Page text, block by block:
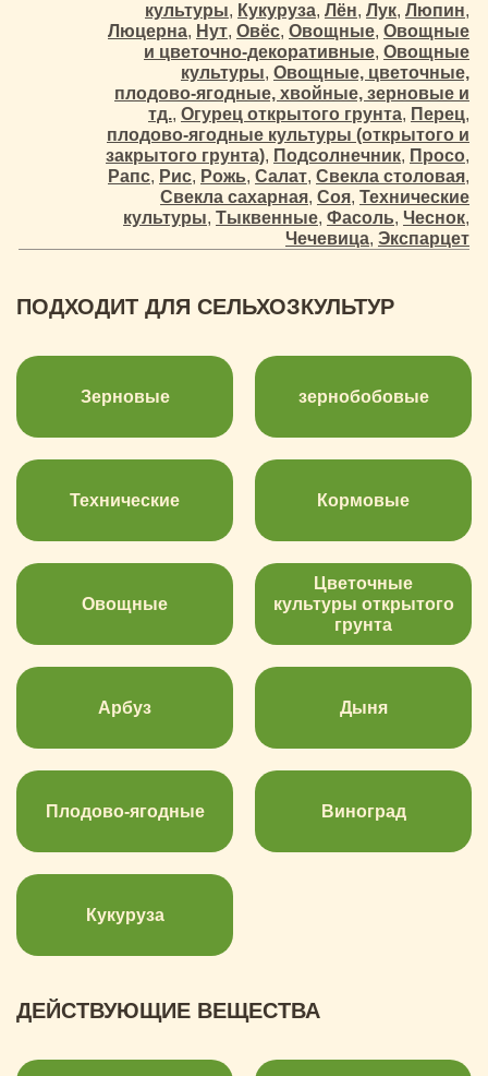
культуры, Кукуруза, Лён, Лук, Люпин,
Люцерна, Нут, Овёс, Овощные, Овощные
и цветочно-декоративные, Овощные
культуры, Овощные, цветочные,
плодово-ягодные, хвойные, зерновые и
тд., Огурец открытого грунта, Перец,
плодово-ягодные культуры (открытого и
закрытого грунта), Подсолнечник, Просо,
Рапс, Рис, Рожь, Салат, Свекла столовая,
Свекла сахарная, Соя, Технические
культуры, Тыквенные, Фасоль, Чеснок,
Чечевица, Экспарцет
ПОДХОДИТ ДЛЯ СЕЛЬХОЗКУЛЬТУР
Зерновые зернобобовые
Технические Кормовые
Овощные
Цветочные
культуры открытого
грунта
Арбуз Дыня
Плодово-ягодные Виноград
Кукуруза
ДЕЙСТВУЮЩИЕ ВЕЩЕСТВА